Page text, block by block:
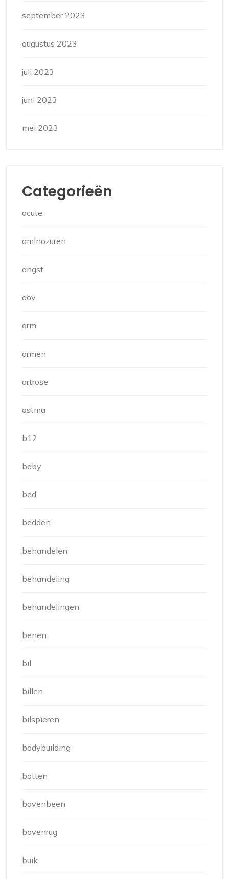
september 2023
augustus 2023
juli 2023
juni 2023
mei 2023
Categorieën
acute
aminozuren
angst
aov
arm
armen
artrose
astma
b12
baby
bed
bedden
behandelen
behandeling
behandelingen
benen
bil
billen
bilspieren
bodybuilding
botten
bovenbeen
bovenrug
buik